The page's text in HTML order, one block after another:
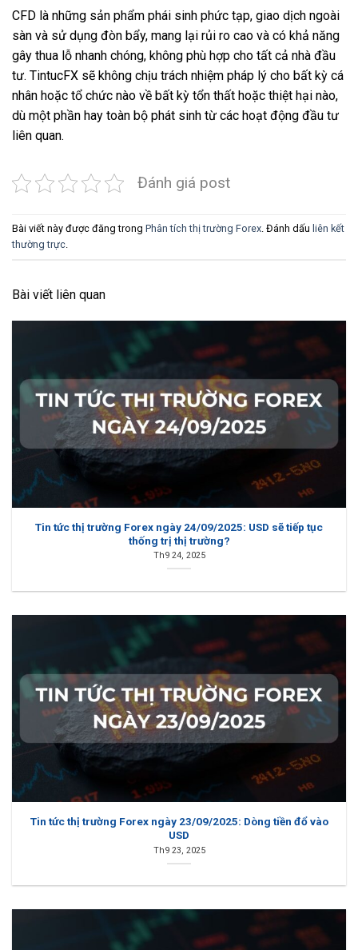
CFD là những sản phẩm phái sinh phức tạp, giao dịch ngoài
sàn và sử dụng đòn bẩy, mang lại rủi ro cao và có khả năng
gây thua lỗ nhanh chóng, không phù hợp cho tất cả nhà đầu
tư. TintucFX sẽ không chịu trách nhiệm pháp lý cho bất kỳ cá
nhân hoặc tổ chức nào về bất kỳ tổn thất hoặc thiệt hại nào,
dù một phần hay toàn bộ phát sinh từ các hoạt động đầu tư
liên quan.
Đánh giá post
Bài viết này được đăng trong Phân tích thị trường Forex . Đánh dấu liên kết
thường trực
Bài viết liên quan
Tin tức thị trường Forex ngày 24/09/2025: USD sẽ tiếp tục
thống trị thị trường?
Th9 24, 2025
Tin tức thị trường Forex ngày 23/09/2025: Dòng tiền đổ vào
USD
Th9 23, 2025